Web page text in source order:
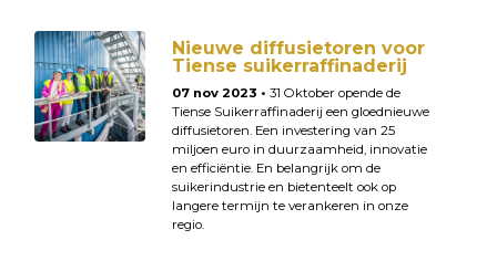
Nieuwe diffusietoren voor
Tiense suikerraffinaderij
07 nov 2023 • 31 Oktober opende de
Tiense Suikerraffinaderij een gloednieuwe
diffusietoren. Een investering van 25
miljoen euro in duurzaamheid, innovatie
en efficiëntie. En belangrijk om de
suikerindustrie en bietenteelt ook op
langere termijn te verankeren in onze
regio.